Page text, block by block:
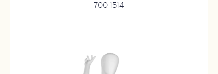
700-1514